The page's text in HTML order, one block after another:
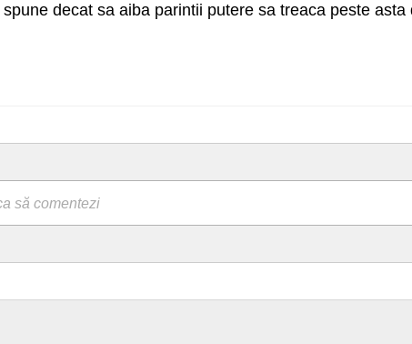
spune decat sa aiba parintii putere sa treaca peste
să comentezi